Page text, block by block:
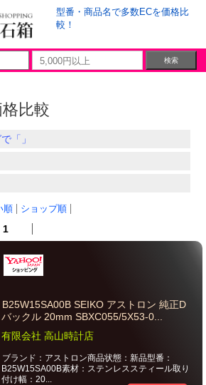
型番・商品名で多数ECを価格比
較！
比較
「」
順 ショップ順
1
B25W15SA00B SEIKO アストロン 純正D
バックル 20mm SBXC055/5X53-0...
有限会社 高山時計店
ブランド：アストロン商品状態：新品型番：
B25W15SA00B素材：ステンレススティール取り
付け幅：20...